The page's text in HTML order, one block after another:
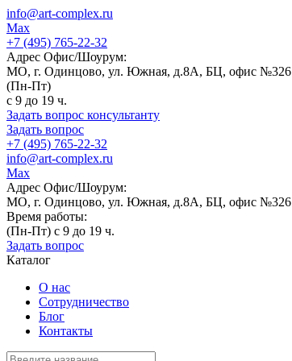
info@art-complex.ru
Max
+7 (495) 765-22-32
Адрес Офис/Шоурум:
МО, г. Одинцово, ул. Южная, д.8А, БЦ, офис №326
(Пн-Пт)
с 9 до 19 ч.
Задать вопрос консультанту
Задать вопрос
+7 (495) 765-22-32
info@art-complex.ru
Max
Адрес Офис/Шоурум:
МО, г. Одинцово, ул. Южная, д.8А, БЦ, офис №326
Время работы:
(Пн-Пт) с 9 до 19 ч.
Задать вопрос
Каталог
О нас
Сотрудничество
Блог
Контакты